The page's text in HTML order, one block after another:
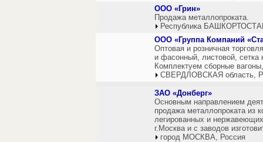
ООО «Грин»
Продажа металлопроката.
Республика
ООО «Группа Компаний
Оптовая и розничная
и фасонный, листовой,
Комплектуем сборные
СВЕРДЛОВСКАЯ область,
ЗАО «Донберг»
Основным направлением
продажа металлопроката из
легированных и
г.Москва и с заводов
город МОСКВА, Россия